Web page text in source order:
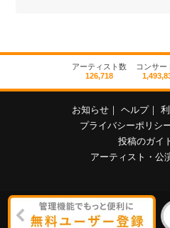
アーティスト数
126,718
コンサー
お知らせ ｜ ヘルプ｜
プライバシーポリシ
投稿のガイ
アーティスト・公